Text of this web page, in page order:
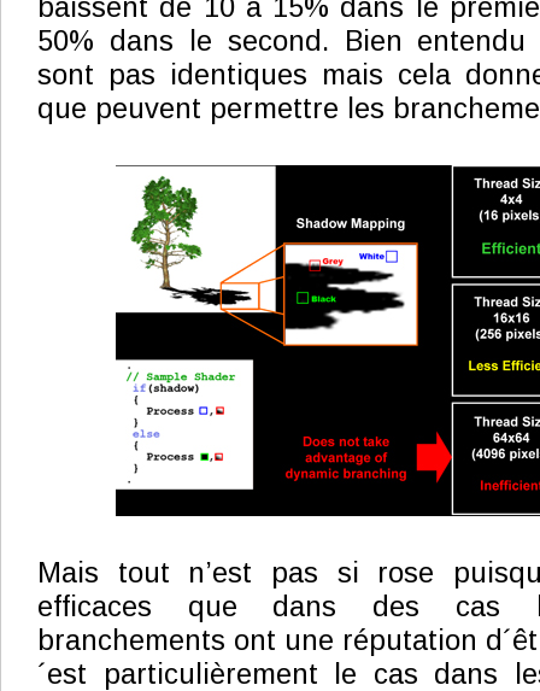
baissent de 10 à 15% dans le
50% dans le second. Bien
sont pas identiques mais cela
que peuvent permettre les
Mais tout n’est pas si rose
efficaces que dans des cas
branchements ont une réputation
´est particulièrement le cas dans